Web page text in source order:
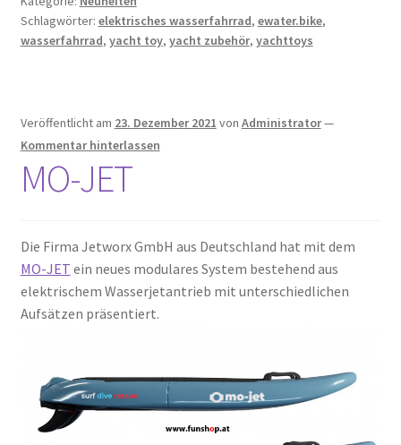
Schlagwörter: elektrisches wasserfahrrad, ewater.bike,
wasserfahrrad, yacht toy, yacht zubehör, yachttoys
Veröffentlicht am 23. Dezember 2021 von Administrator—
Kommentar hinterlassen
MO-JET
Die Firma Jetworx GmbH aus Deutschland hat mit dem
MO-JET ein neues modulares System bestehend aus
elektrischem Wasserjetantrieb mit unterschiedlichen
Aufsätzen präsentiert.